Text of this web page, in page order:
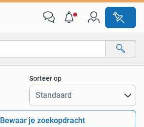
Alle afstanden…
Sorteer op
Bewaar je zoekopdracht